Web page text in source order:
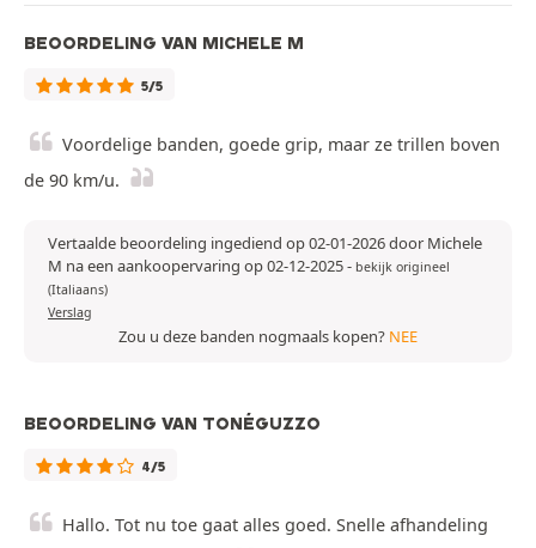
BEOORDELING VAN MICHELE M
5/5
Voordelige banden, goede grip, maar ze trillen boven
de 90 km/u.
Vertaalde beoordeling ingediend op 02-01-2026 door Michele
M na een aankoopervaring op 02-12-2025- bekijk origineel
(Italiaans)
Verslag
Zou u deze banden nogmaals kopen? NEE
BEOORDELING VAN TONÉGUZZO
4/5
Hallo. Tot nu toe gaat alles goed. Snelle afhandeling